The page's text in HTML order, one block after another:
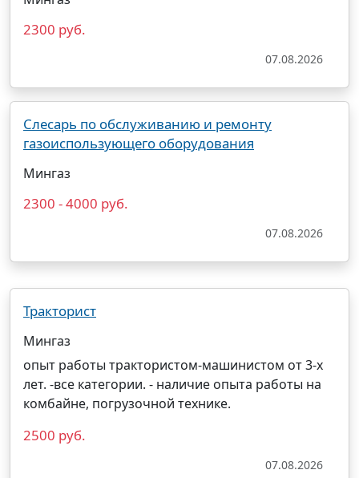
2300 руб.
07.08.2026
Слесарь по обслуживанию и ремонту
газоиспользующего оборудования
Мингаз
2300 - 4000 руб.
07.08.2026
Тракторист
Мингаз
опыт работы трактористом-машинистом от 3-х
лет. -все категории. - наличие опыта работы на
комбайне, погрузочной технике.
2500 руб.
07.08.2026